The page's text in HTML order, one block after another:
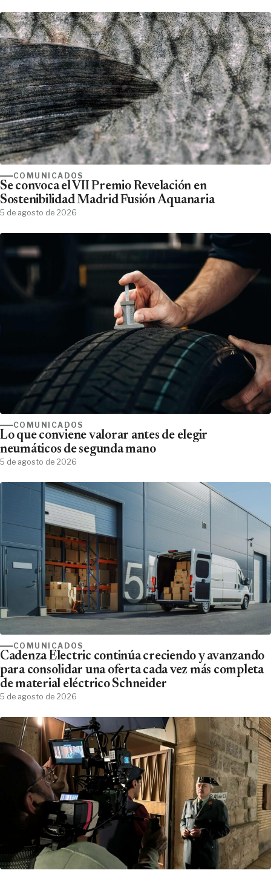
COMUNICADOS
Se convoca el VII Premio Revelación en
Sostenibilidad Madrid Fusión Aquanaria
5 de agosto de 2026
COMUNICADOS
Lo que conviene valorar antes de elegir
neumáticos de segunda mano
5 de agosto de 2026
COMUNICADOS
Cadenza Electric continúa creciendo y avanzando
para consolidar una oferta cada vez más completa
de material eléctrico Schneider
5 de agosto de 2026